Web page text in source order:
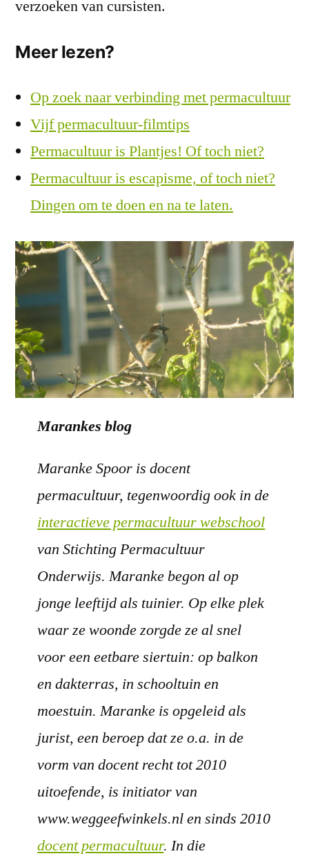
verzoeken van cursisten.
Meer lezen?
Op zoek naar verbinding met permacultuur
Vijf permacultuur-filmtips
Permacultuur is Plantjes! Of toch niet?
Permacultuur is escapisme, of toch niet?
Dingen om te doen en na te laten.
Marankes blog
Maranke Spoor is docent
permacultuur, tegenwoordig ook in de
interactieve permacultuur webschool
van Stichting Permacultuur
Onderwijs. Maranke begon al op
jonge leeftijd als tuinier. Op elke plek
waar ze woonde zorgde ze al snel
voor een eetbare siertuin: op balkon
en dakterras, in schooltuin en
moestuin. Maranke is opgeleid als
jurist, een beroep dat ze o.a. in de
vorm van docent recht tot 2010
uitoefende, is initiator van
www.weggeefwinkels.nl en sinds 2010
docent permacultuur. In die